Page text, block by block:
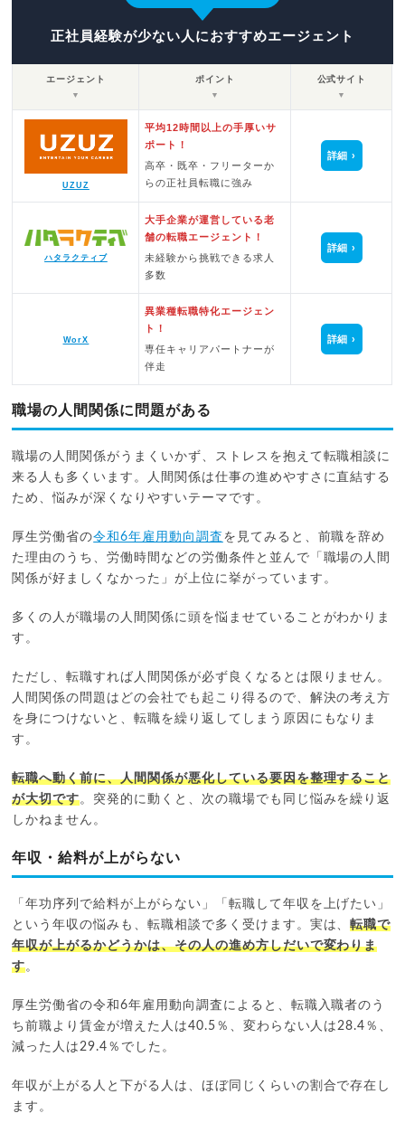
正社員経験が少ない人におすすめエージェント
エージェント
▼
ポイント
▼
公式サイト
▼
UZUZ
平均12時間以上の手厚いサ
ポート！
高卒・既卒・フリーターか
らの正社員転職に強み
詳細
ハタラクティブ
大手企業が運営している老
舗の転職エージェント！
未経験から挑戦できる求人
多数
詳細
WorX
異業種転職特化エージェン
ト！
専任キャリアパートナーが
伴走
詳細
職場の人間関係に問題がある
職場の人間関係がうまくいかず、ストレスを抱えて転職相談に
来る人も多くいます。人間関係は仕事の進めやすさに直結する
ため、悩みが深くなりやすいテーマです。
厚生労働省の令和6年雇用動向調査 を見てみると、前職を辞め
た理由のうち、労働時間などの労働条件と並んで「職場の人間
関係が好ましくなかった」が上位に挙がっています。
多くの人が職場の人間関係に頭を悩ませていることがわかりま
す。
ただし、転職すれば人間関係が必ず良くなるとは限りません。
人間関係の問題はどの会社でも起こり得るので、解決の考え方
を身につけないと、転職を繰り返してしまう原因にもなりま
す。
転職へ動く前に、人間関係が悪化している要因を整理すること
が大切です。突発的に動くと、次の職場でも同じ悩みを繰り返
しかねません。
年収・給料が上がらない
「年功序列で給料が上がらない」「転職して年収を上げたい」
という年収の悩みも、転職相談で多く受けます。実は、転職で
年収が上がるかどうかは、その人の進め方しだいで変わりま
す。
厚生労働省の令和6年雇用動向調査によると、転職入職者のう
ち前職より賃金が増えた人は40.5％、変わらない人は28.4％、
減った人は29.4％でした。
年収が上がる人と下がる人は、ほぼ同じくらいの割合で存在し
ます。